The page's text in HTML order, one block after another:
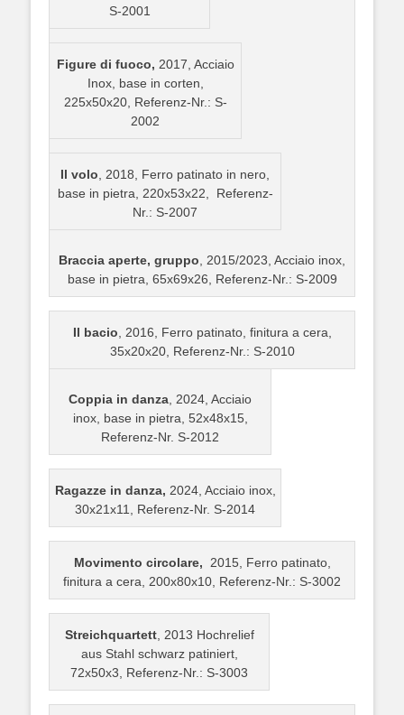
S-2001
Figure di fuoco, 2017, Acciaio
Inox, base in corten,
225x50x20, Referenz-Nr.: S-
2002
Il volo , 2018, Ferro patinato in nero,
base in pietra, 220x53x22, Referenz-
Nr.: S-2007
Braccia aperte, gruppo , 2015/2023, Acciaio inox,
base in pietra, 65x69x26, Referenz-Nr.: S-2009
Il bacio , 2016, Ferro patinato, finitura a cera,
35x20x20, Referenz-Nr.: S-2010
Coppia in danza , 2024, Acciaio
inox, base in pietra, 52x48x15,
Referenz-Nr. S-2012
Ragazze in danza, 2024, Acciaio inox,
30x21x11, Referenz-Nr. S-2014
Movimento circolare,
2015, Ferro patinato,
finitura a cera, 200x80x10, Referenz-Nr.: S-3002
Streichquartett, 2013 Hochrelief
aus Stahl schwarz patiniert,
72x50x3, Referenz-Nr.: S-3003